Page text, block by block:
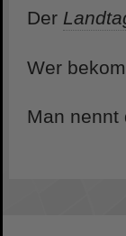
Der
Wer
Man nennt